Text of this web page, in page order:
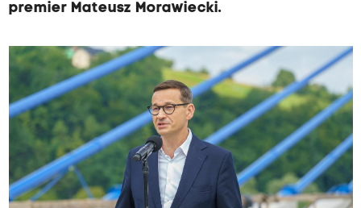
premier Mateusz Morawiecki.